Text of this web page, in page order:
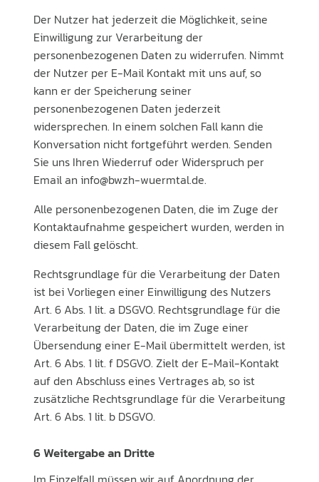
Der Nutzer hat jederzeit die Möglichkeit, seine
Einwilligung zur Verarbeitung der
personenbezogenen Daten zu widerrufen. Nimmt
der Nutzer per E-Mail Kontakt mit uns auf, so
kann er der Speicherung seiner
personenbezogenen Daten jederzeit
widersprechen. In einem solchen Fall kann die
Konversation nicht fortgeführt werden. Senden
Sie uns Ihren Wiederruf oder Widerspruch per
Email an info@bwzh-wuermtal.de.
Alle personenbezogenen Daten, die im Zuge der
Kontaktaufnahme gespeichert wurden, werden in
diesem Fall gelöscht.
Rechtsgrundlage für die Verarbeitung der Daten
ist bei Vorliegen einer Einwilligung des Nutzers
Art. 6 Abs. 1 lit. a DSGVO. Rechtsgrundlage für die
Verarbeitung der Daten, die im Zuge einer
Übersendung einer E-Mail übermittelt werden, ist
Art. 6 Abs. 1 lit. f DSGVO. Zielt der E-Mail-Kontakt
auf den Abschluss eines Vertrages ab, so ist
zusätzliche Rechtsgrundlage für die Verarbeitung
Art. 6 Abs. 1 lit. b DSGVO.
6 Weitergabe an Dritte